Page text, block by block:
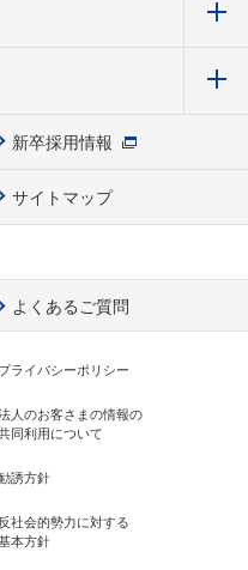
新卒採用情報
サイトマップ
よくあるご質問
プライバシーポリシー
人のお客さまの情報の
同利用について
誘方針
反社会的勢力に対する
本方針